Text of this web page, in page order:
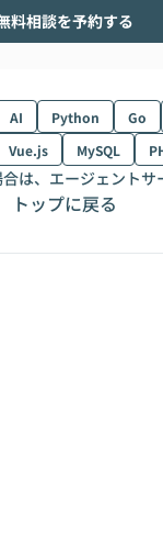
料相談を予約する
AI Python Go
Vue.js MySQL
は、エージェントサ
トップに戻る